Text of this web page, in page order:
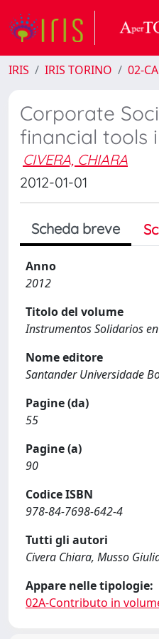
IRIS IRIS TORINO 02-
Corporate
financial tools
CIVERA, CHIARA
2012-01-01
Scheda breve
Anno
2012
Titolo del volume
Instrumentos Solidarios
Nome editore
Santander Universidade
Pagine (da)
55
Pagine (a)
90
Codice ISBN
978-84-7698-642-4
Tutti gli autori
Civera Chiara, Musso
Appare nelle tipologie:
02A-Contributo in